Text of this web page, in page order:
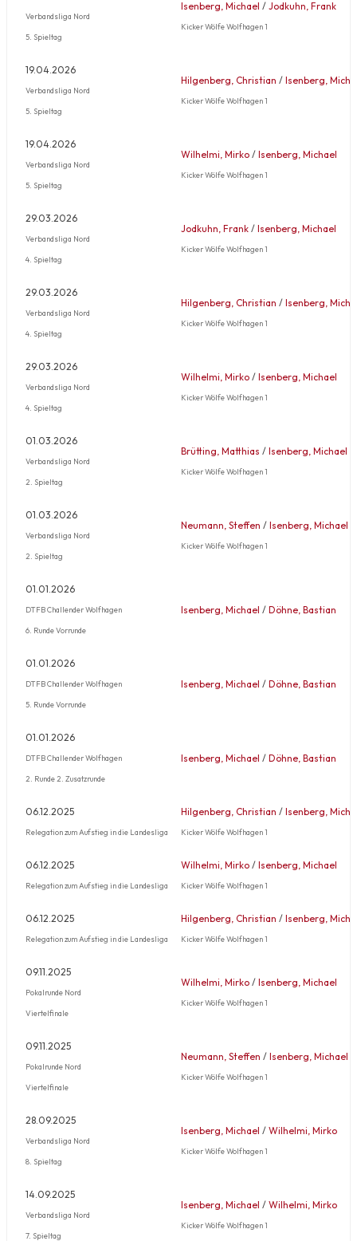
Verbandsliga Nord
5. Spieltag
Isenberg, Michael / Jodkuhn, Frank
Kicker Wölfe Wolfhagen 1
19.04.2026
Verbandsliga Nord
5. Spieltag
Hilgenberg, Christian / Isenberg,
Kicker Wölfe Wolfhagen 1
19.04.2026
Verbandsliga Nord
5. Spieltag
Wilhelmi, Mirko / Isenberg, Michael
Kicker Wölfe Wolfhagen 1
29.03.2026
Verbandsliga Nord
4. Spieltag
Jodkuhn, Frank / Isenberg, Michael
Kicker Wölfe Wolfhagen 1
29.03.2026
Verbandsliga Nord
4. Spieltag
Hilgenberg, Christian / Isenberg,
Kicker Wölfe Wolfhagen 1
29.03.2026
Verbandsliga Nord
4. Spieltag
Wilhelmi, Mirko / Isenberg, Michael
Kicker Wölfe Wolfhagen 1
01.03.2026
Verbandsliga Nord
2. Spieltag
Brütting, Matthias / Isenberg, Michael
Kicker Wölfe Wolfhagen 1
01.03.2026
Verbandsliga Nord
2. Spieltag
Neumann, Steffen / Isenberg, Michael
Kicker Wölfe Wolfhagen 1
01.01.2026
DTFB Challender Wolfhagen
6. Runde Vorrunde
Isenberg, Michael / Döhne, Bastian
01.01.2026
DTFB Challender Wolfhagen
5. Runde Vorrunde
Isenberg, Michael / Döhne, Bastian
01.01.2026
DTFB Challender Wolfhagen
2. Runde 2. Zusatzrunde
Isenberg, Michael / Döhne, Bastian
06.12.2025
Relegation zum Aufstieg in die Landesliga
Hilgenberg, Christian / Isenberg,
Kicker Wölfe Wolfhagen 1
06.12.2025
Relegation zum Aufstieg in die Landesliga
Wilhelmi, Mirko / Isenberg, Michael
Kicker Wölfe Wolfhagen 1
06.12.2025
Relegation zum Aufstieg in die Landesliga
Hilgenberg, Christian / Isenberg,
Kicker Wölfe Wolfhagen 1
09.11.2025
Pokalrunde Nord
Viertelfinale
Wilhelmi, Mirko / Isenberg, Michael
Kicker Wölfe Wolfhagen 1
09.11.2025
Pokalrunde Nord
Viertelfinale
Neumann, Steffen / Isenberg, Michael
Kicker Wölfe Wolfhagen 1
28.09.2025
Verbandsliga Nord
8. Spieltag
Isenberg, Michael / Wilhelmi, Mirko
Kicker Wölfe Wolfhagen 1
14.09.2025
Verbandsliga Nord
7. Spieltag
Isenberg, Michael / Wilhelmi, Mirko
Kicker Wölfe Wolfhagen 1